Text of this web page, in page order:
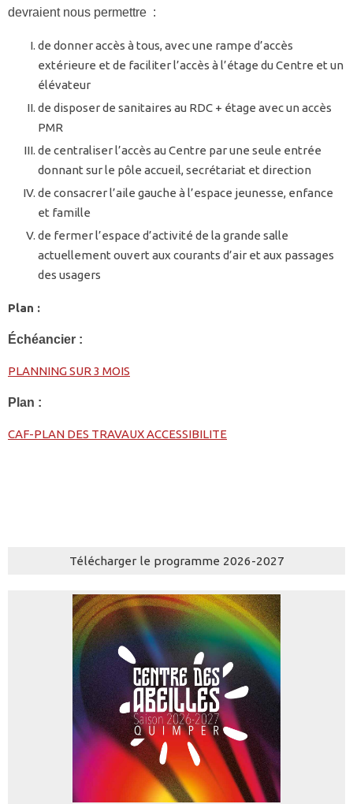
devraient nous permettre :
de donner accès à tous, avec une rampe d’accès
extérieure et de faciliter l’accès à l’étage du Centre et un
élévateur
de disposer de sanitaires au RDC + étage avec un accès
PMR
de centraliser l’accès au Centre par une seule entrée
donnant sur le pôle accueil, secrétariat et direction
de consacrer l’aile gauche à l’espace jeunesse, enfance
et famille
de fermer l’espace d’activité de la grande salle
actuellement ouvert aux courants d’air et aux passages
des usagers
Plan :
Échéancier :
PLANNING SUR 3 MOIS
Plan :
CAF-PLAN DES TRAVAUX ACCESSIBILITE
Télécharger le programme 2026-2027